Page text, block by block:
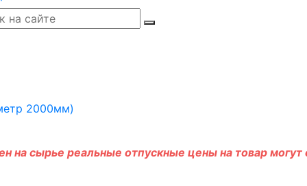
на сырье реальные отпускные цены на товар могут